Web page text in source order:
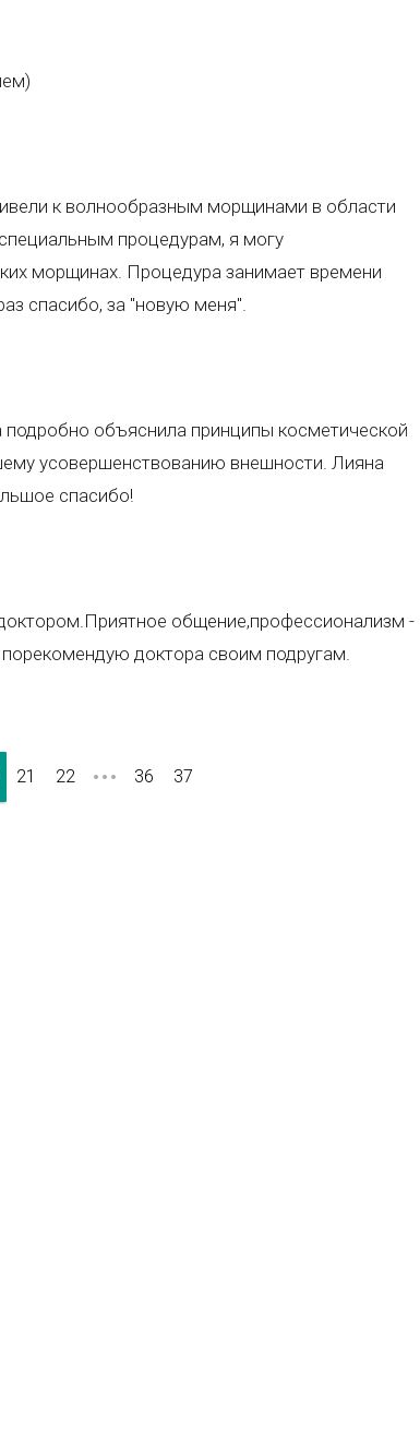
к волнообразным морщинами в области
процедурам, я могу
морщинах. Процедура занимает времени
спасибо, за "новую меня".
объяснила принципы косметической
усовершенствованию внешности. Лияна
спасибо!
общение,профессионализм -
доктора своим подругам.
21 22 36 37